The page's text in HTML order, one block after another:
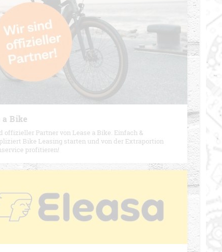
a Bike
offizieller Partner von Lease a Bike. Einfach &
Bike Leasing starten und von der Extraportion
profitieren!